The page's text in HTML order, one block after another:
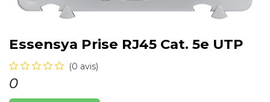
Essensya Prise RJ45 Cat. 5e UTP
(0 avis)
0